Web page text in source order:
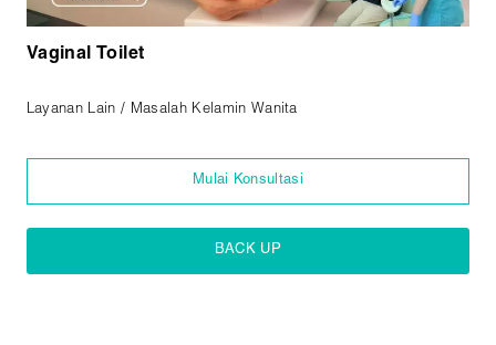
Vaginal Toilet
Layanan Lain / Masalah Kelamin Wanita
Mulai Konsultasi
BACK UP